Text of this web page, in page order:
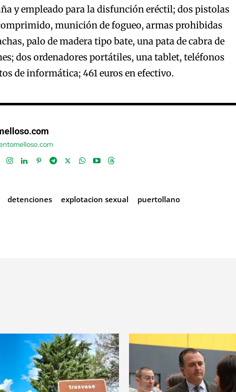
y empleado para la disfunción eréctil; dos pistolas
munición de fogueo, armas prohibidas
palo de madera tipo bate, una pata de cabra de
dos ordenadores portátiles, una tablet, teléfonos
de informática; 461 euros en efectivo.
detenciones explotacion sexual puertollano